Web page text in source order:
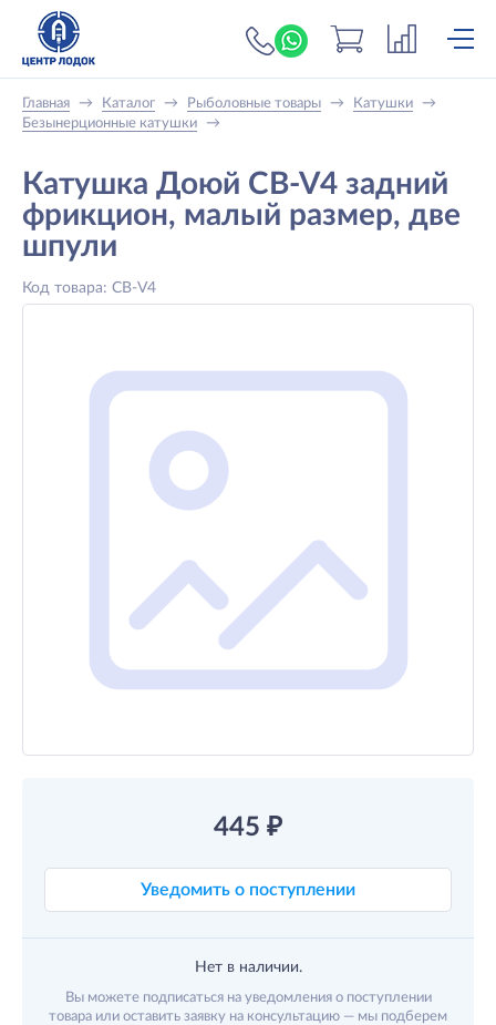
+7 (919) 698-56-
Главная → Каталог → Рыболовные товары → Катушки
→
Безынерционные катушки
→
Катушка Доюй CB-V4 задний
фрикцион, малый размер, две
шпули
Код товара: CB-V4
445 ₽
Уведомить о поступлении
Нет в наличии.
Вы можете подписаться на уведомления о поступлении
товара или оставить заявку на консультацию — мы подберем